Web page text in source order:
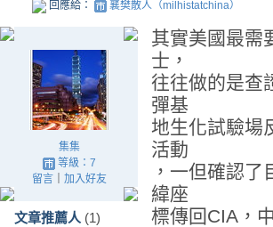
回應給： 襄樊散人（milhistatchina）
集集
等級：7
留言｜ 加入好友
文章推薦人 (1)
其實美國最需
士，
往往做的是查
彈基
地生化試驗場
活動
，一但確認
緯座
標傳回CIA，